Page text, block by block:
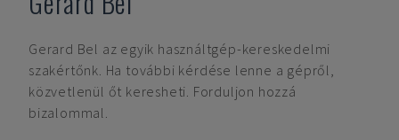
Gerard Bel az egyik használtgép-kereskedelmi
szakértőnk. Ha további kérdése lenne a gépről,
közvetlenül őt keresheti. Forduljon hozzá
bizalommal.